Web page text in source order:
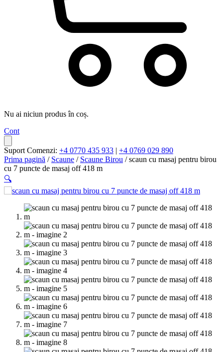
Nu ai niciun produs în coș.
Cont
Suport Comenzi: +4 0770 435 933 | +4 0769 029 890
Prima pagină / Scaune / Scaune Birou / scaun cu masaj pentru birou
cu 7 puncte de masaj off 418 m
🔍